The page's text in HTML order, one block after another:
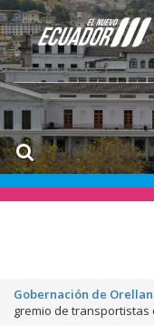
Gobernación de
gremio de transportistas